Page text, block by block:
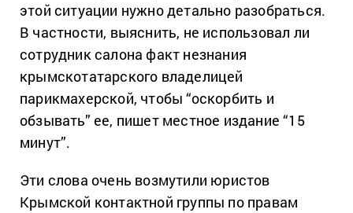
этой ситуации нужно детально разобраться.
В частности, выяснить, не использовал ли
сотрудник салона факт незнания
крымскотатарского владелицей
парикмахерской, чтобы “оскорбить и
обзывать” ее, пишет местное издание “15
минут”.
Эти слова очень возмутили юристов
Крымской контактной группы по правам